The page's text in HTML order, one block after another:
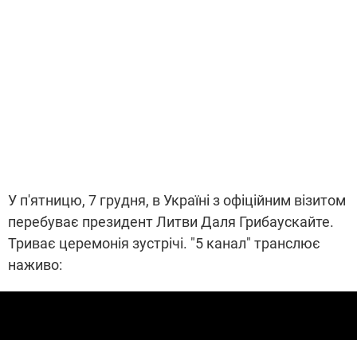
У п'ятницю, 7 грудня, в Україні з офіційним візитом
перебуває президент Литви Даля Грибаускайте.
Триває церемонія зустрічі. "5 канал" транслює
наживо: